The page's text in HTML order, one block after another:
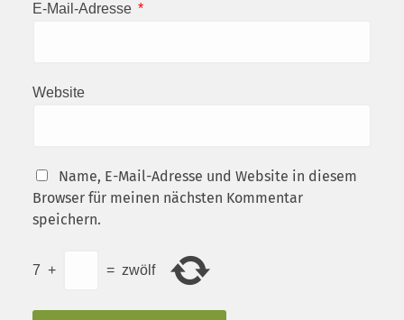
E-Mail-Adresse *
Website
Name, E-Mail-Adresse und Website in diesem
Browser für meinen nächsten Kommentar
speichern.
7 + = zwölf